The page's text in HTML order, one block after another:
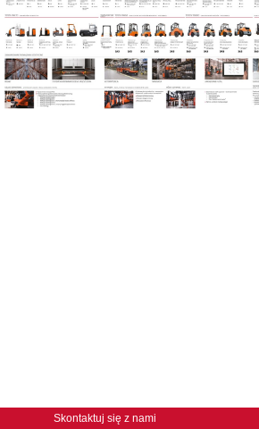
Skontaktuj się z nami